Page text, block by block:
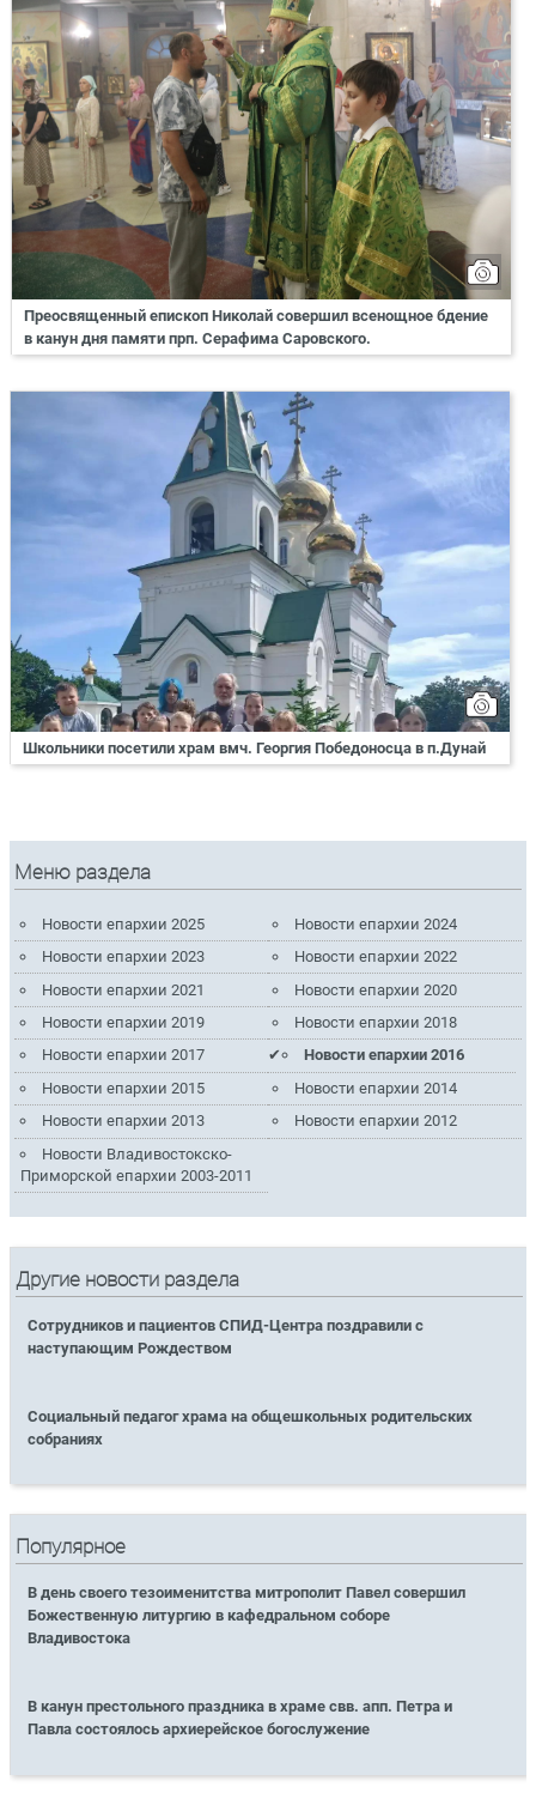
Преосвященный епископ Николай совершил всенощное бдение
в канун дня памяти прп. Серафима Саровского.
Школьники посетили храм вмч. Георгия Победоносца в п.Дунай
Меню раздела
Новости епархии 2025
Новости епархии 2024
Новости епархии 2023
Новости епархии 2022
Новости епархии 2021
Новости епархии 2020
Новости епархии 2019
Новости епархии 2018
Новости епархии 2017
Новости епархии 2016
Новости епархии 2015
Новости епархии 2014
Новости епархии 2013
Новости епархии 2012
Новости Владивостокско-
Приморской епархии 2003-2011
Другие новости раздела
Сотрудников и пациентов СПИД-Центра поздравили с
наступающим Рождеством
Социальный педагог храма на общешкольных родительских
собраниях
Популярное
В день своего тезоименитства митрополит Павел совершил
Божественную литургию в кафедральном соборе
Владивостока
В канун престольного праздника в храме свв. апп. Петра и
Павла состоялось архиерейское богослужение